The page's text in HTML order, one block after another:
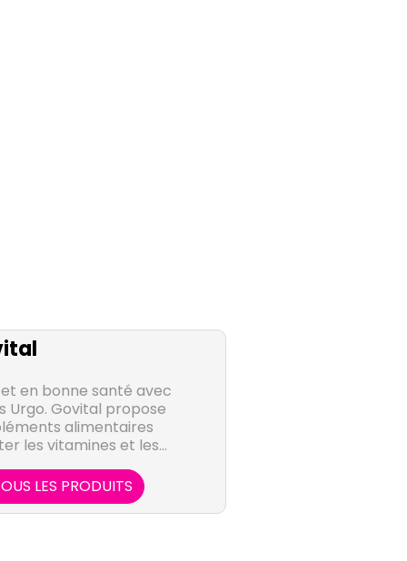
en bonne santé avec
Urgo. Govital propose
alimentaires
les vitamines et les
peut être source de
(fatigue, stress,
des défenses
LES PRODUITS